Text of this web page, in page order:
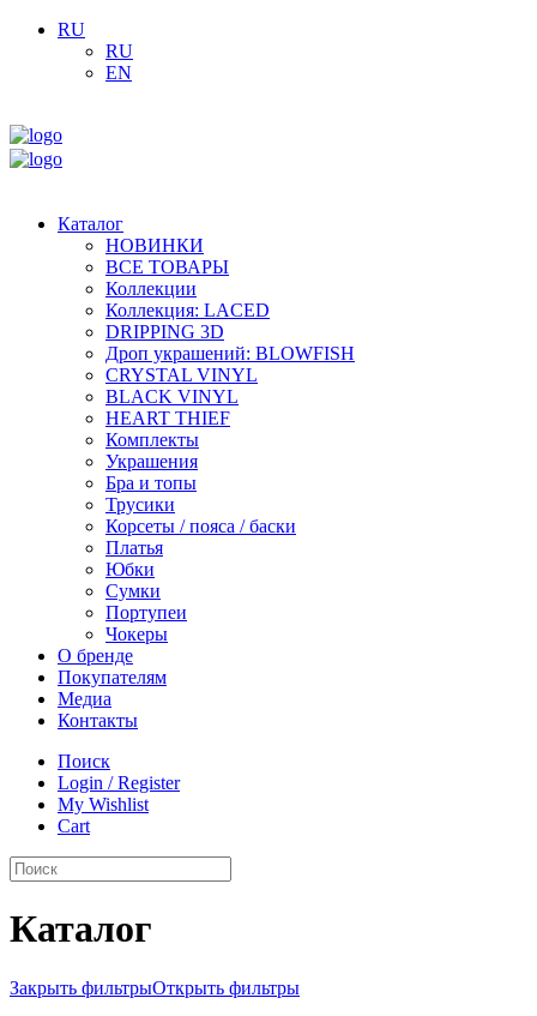
RU
RU
EN
Каталог
НОВИНКИ
ВСЕ ТОВАРЫ
Коллекции
Коллекция: LACED
DRIPPING 3D
Дроп украшений: BLOWFISH
CRYSTAL VINYL
BLACK VINYL
HEART THIEF
Комплекты
Украшения
Бра и топы
Трусики
Корсеты / пояса / баски
Платья
Юбки
Сумки
Портупеи
Чокеры
О бренде
Покупателям
Медиа
Контакты
Поиск
Login / Register
My Wishlist
Cart
Каталог
Закрыть фильтрыОткрыть фильтры